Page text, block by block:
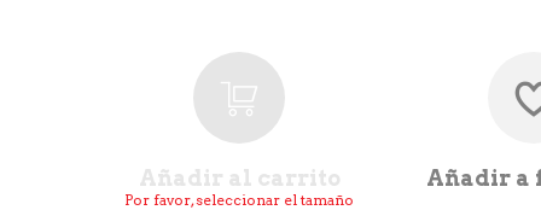
Añadir al carrito
Por favor, seleccionar el tamaño
Añadir a